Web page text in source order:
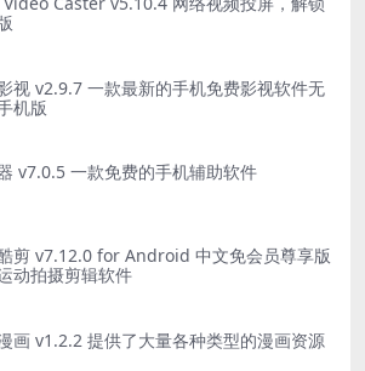
视 v2.9.7 一款最新的手机免费影视软件无
机版
v7.0.5 一款免费的手机辅助软件
剪 v7.12.0 for Android 中文免会员尊享版
动拍摄剪辑软件
画 v1.2.2 提供了大量各种类型的漫画资源